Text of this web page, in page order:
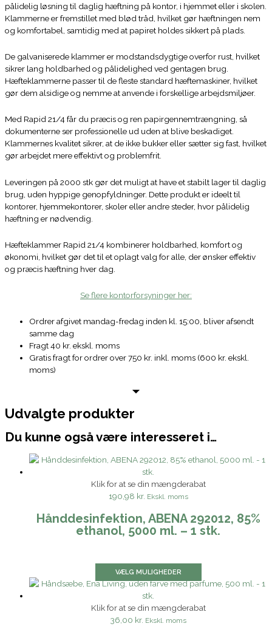
pålidelig løsning til daglig hæftning på kontor, i hjemmet eller i skolen.
Klammerne er fremstillet med blød tråd, hvilket gør hæftningen nem
og komfortabel, samtidig med at papiret holdes sikkert på plads.
De galvaniserede klammer er modstandsdygtige overfor rust, hvilket
sikrer lang holdbarhed og pålidelighed ved gentagen brug.
Hæfteklammerne passer til de fleste standard hæftemaskiner, hvilket
gør dem alsidige og nemme at anvende i forskellige arbejdsmiljøer.
Med Rapid 21/4 får du præcis og ren papirgennemtrængning, så
dokumenterne ser professionelle ud uden at blive beskadiget.
Klammernes kvalitet sikrer, at de ikke bukker eller sætter sig fast, hvilket
gør arbejdet mere effektivt og problemfrit.
Leveringen på 2000 stk gør det muligt at have et stabilt lager til daglig
brug, uden hyppige genopfyldninger. Dette produkt er ideelt til
kontorer, hjemmekontorer, skoler eller andre steder, hvor pålidelig
hæftning er nødvendig.
Hæfteklammer Rapid 21/4 kombinerer holdbarhed, komfort og
økonomi, hvilket gør det til et oplagt valg for alle, der ønsker effektiv
og præcis hæftning hver dag.
Se flere kontorforsyninger her:
Ordrer afgivet mandag-fredag inden kl. 15:00, bliver afsendt
samme dag
Fragt 40 kr. ekskl. moms
Gratis fragt for ordrer over 750 kr. inkl. moms (600 kr. ekskl.
moms)
Udvalgte produkter
Du kunne også være interesseret i…
Klik for at se din mængderabat
190,98 kr. Ekskl. moms
Hånddesinfektion, ABENA 292012, 85%
ethanol, 5000 ml. – 1 stk.
VÆLG MULIGHEDER
Klik for at se din mængderabat
36,00 kr. Ekskl. moms